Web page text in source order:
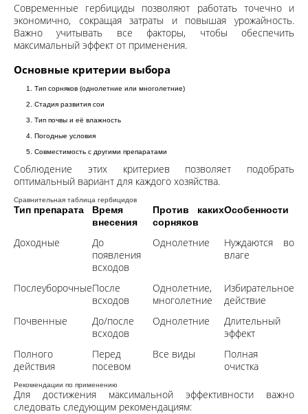
Современные гербициды позволяют работать точечно и
экономично, сокращая затраты и повышая урожайность.
Важно учитывать все факторы, чтобы обеспечить
максимальный эффект от применения.
Основные критерии выбора
Тип сорняков (однолетние или многолетние)
Стадия развития сои
Тип почвы и её влажность
Погодные условия
Совместимость с другими препаратами
Соблюдение этих критериев позволяет подобрать
оптимальный вариант для каждого хозяйства.
Сравнительная таблица гербицидов
Тип препарата
Время
внесения
Против каких
сорняков
Особенности
Доходные
До
появления
всходов
Однолетние
Нуждаются во
влаге
ПослеуборочныеПосле
всходов
Однолетние,
многолетние
Избирательное
действие
Почвенные
До/после
всходов
Однолетние
Длительный
эффект
Полного
действия
Перед
посевом
Все виды
Полная
очистка
Рекомендации по применению
Для достижения максимальной эффективности важно
следовать следующим рекомендациям: